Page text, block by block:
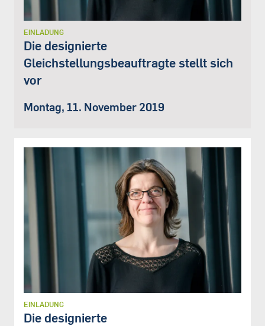
EINLADUNG
Die designierte
Gleichstellungsbeauftragte stellt sich
vor
Montag, 11. November 2019
EINLADUNG
Die designierte